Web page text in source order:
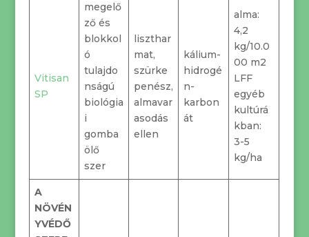
Vitisan
SP
megelő
ző és
blokkol
ó
tulajdo
nságú
biológia
i
gomba
ölő
szer
liszthar
mat,
szürke
penész,
almavar
asodás
ellen
kálium-
hidrogé
n-
karbon
át
alma:
4,2
kg/10.0
00 m2
LFF
egyéb
kultúrá
kban:
3-5
kg/ha
A
NÖVÉN
YVÉDŐ